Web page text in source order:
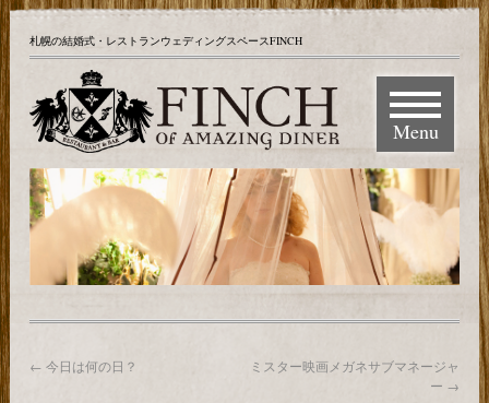
札幌の結婚式・レストランウェディングスペースFINCH
Menu
← 今日は何の日？
ミスター映画メガネサブマネージャ
ー →